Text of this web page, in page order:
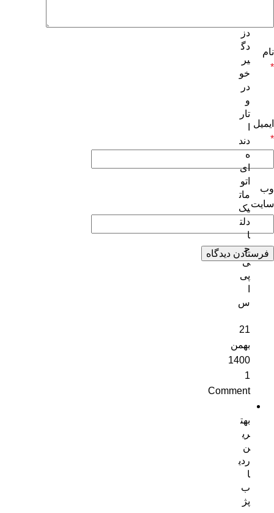
نام
*
ایمیل
*
وب‌
سایت
دز
دگ
یر
خو
در
و
تار
دند
ه
ای
اتو
مات
یک
دلت
ا
ج
ی
پی
س
21
بهمن
1400
1
Comment
بهت
ری
ن
ردی
ا
ب
پژ